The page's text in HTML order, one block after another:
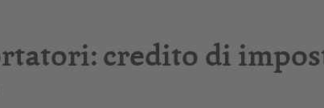
credito di